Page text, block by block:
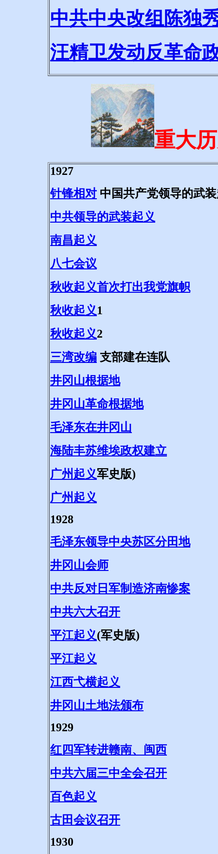
中共中央改组陈独
汪精卫发动反革命
重大
1927
针锋相对 中国共产党领导的武
中共领导的武装起义
南昌起义
八七会议
秋收起义首次打出我党旗帜
秋收起义1
秋收起义2
三湾改编 支部建在连队
井冈山根据地
井冈山革命根据地
毛泽东在井冈山
海陆丰苏维埃政权建立
广州起义军史版)
广州起义
1928
毛泽东领导中央苏区分田地
井冈山会师
中共反对日军制造济南惨案
中共六大召开
平江起义(军史版)
平江起义
江西弋横起义
井冈山土地法颁布
1929
红四军转进赣南、闽西
中共六届三中全会召开
百色起义
古田会议召开
1930